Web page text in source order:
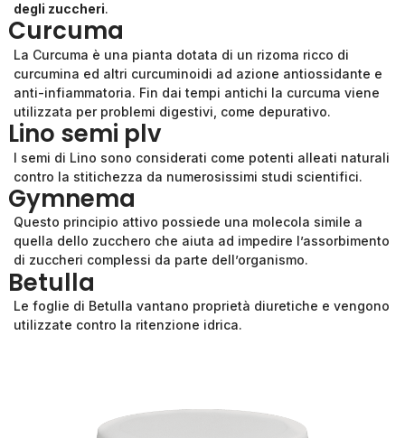
degli zuccheri.
Curcuma
La Curcuma è una pianta dotata di un rizoma ricco di
curcumina ed altri curcuminoidi ad azione antiossidante e
anti-infiammatoria. Fin dai tempi antichi la curcuma viene
utilizzata per problemi digestivi, come depurativo.
Lino semi plv
I semi di Lino sono considerati come potenti alleati naturali
contro la stitichezza da numerosissimi studi scientifici.
Gymnema
Questo principio attivo possiede una molecola simile a
quella dello zucchero che aiuta ad impedire l’assorbimento
di zuccheri complessi da parte dell’organismo.
Betulla
Le foglie di Betulla vantano proprietà diuretiche e vengono
utilizzate contro la ritenzione idrica.